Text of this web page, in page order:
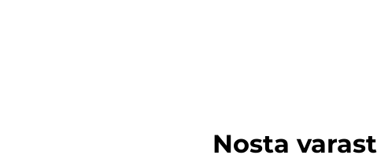
Nosta